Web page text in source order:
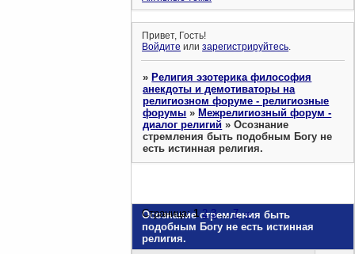
Привет, Гость!
Войдите илизарегистрируйтесь.
»Религия эзотерика философия
анекдоты и демотиваторы на
религиозном форуме - религиозные
форумы »Межрелигиозный форум -
диалог религий »Осознание
стремления быть подобным Богу не
есть истинная религия.
Осознание стремления быть
подобным Богу не есть истинная
религия.
Страница:1 2 3 … 7 »